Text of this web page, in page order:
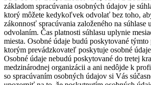
základom spracúvania osobných údajov je
ktorý môžete kedykoľvek odvolať bez toho,
zákonnosť spracúvania založeného na súhlase
odvolaním. Čas platnosti súhlasu uplynie
miesta. Osobné údaje budú poskytované
ktorým prevádzkovateľ poskytuje osobné
Osobné údaje nebudú poskytované do tretej
medzinárodnej organizácii a ani nedôjde k
so spracúvaním osobných údajov si Vás